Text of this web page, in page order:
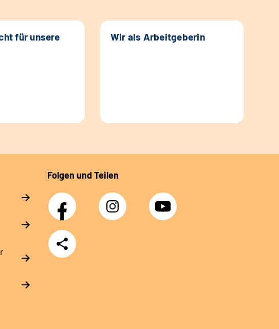
für unsere
Wir als Arbeitgeberin
Folgen und Teilen
Facebook Instagram YouTube
Teilen